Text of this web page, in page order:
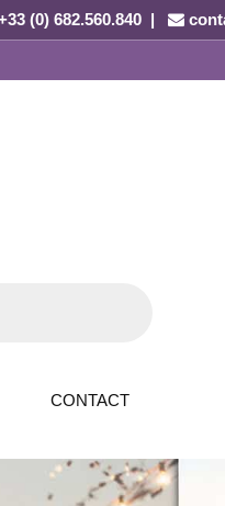
(0) 682.560.840 |
CONTACT